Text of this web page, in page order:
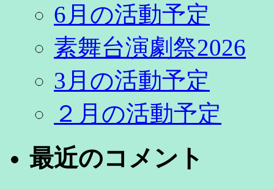
6月の活動予定
素舞台演劇祭2026
3月の活動予定
２月の活動予定
最近のコメント